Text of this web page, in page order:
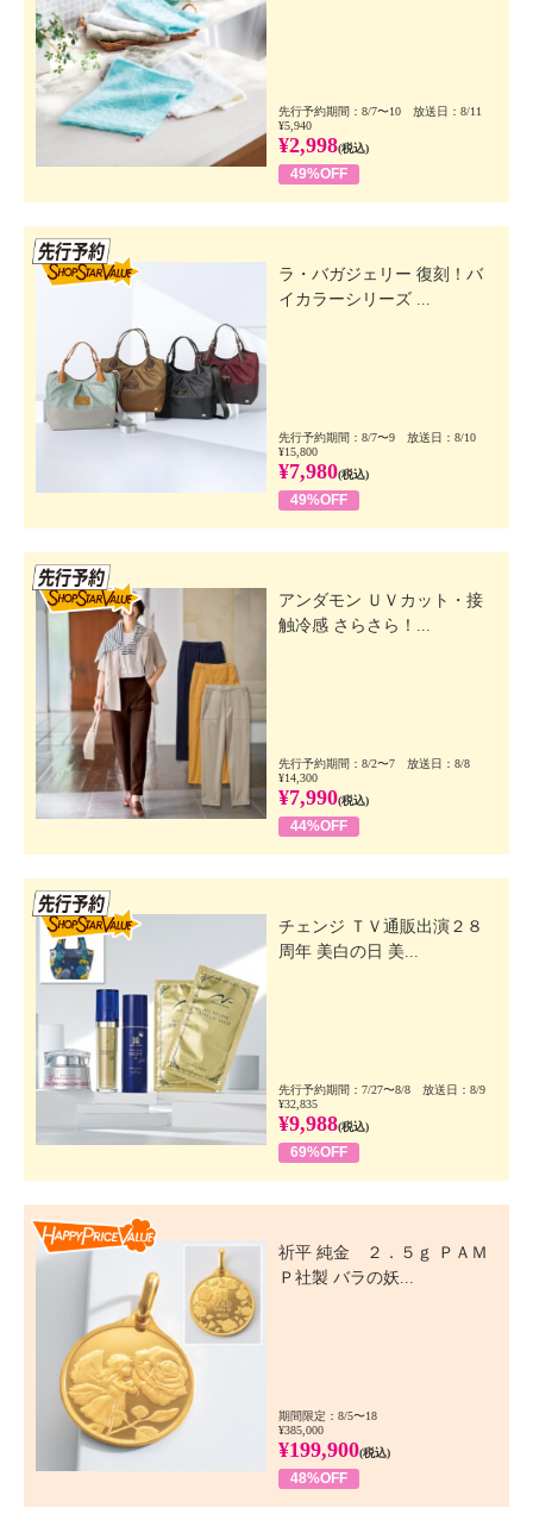
先行予約期間：8/7〜10 放送日：8/11
¥5,940
¥2,998(税込)
49%OFF
ラ・バガジェリー 復刻！バ
イカラーシリーズ ...
先行予約期間：8/7〜9 放送日：8/10
¥15,800
¥7,980(税込)
49%OFF
アンダモン ＵＶカット・接
触冷感 さらさら！...
先行予約期間：8/2〜7 放送日：8/8
¥14,300
¥7,990(税込)
44%OFF
チェンジ ＴＶ通販出演２８
周年 美白の日 美...
先行予約期間：7/27〜8/8 放送日：8/9
¥32,835
¥9,988(税込)
69%OFF
祈平 純金 ２．５ｇ ＰＡＭ
Ｐ社製 バラの妖...
期間限定：8/5〜18
¥385,000
¥199,900(税込)
48%OFF